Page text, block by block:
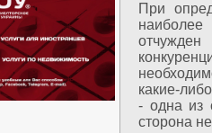
При
какие-
- одна из
сторона